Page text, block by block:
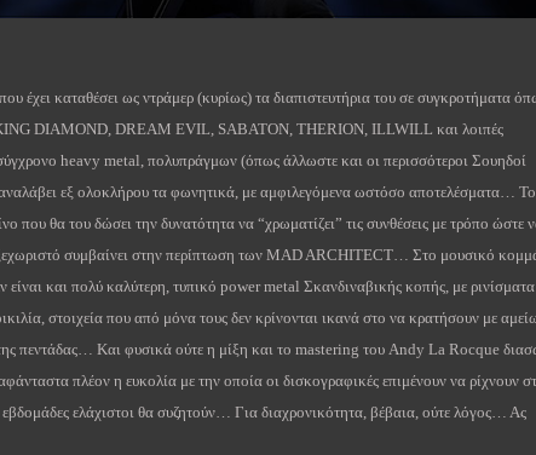
καταθέσει ως ντράμερ (κυρίως) τα διαπιστευτήρια του σε συγκροτήματα
DIAMOND, DREAM EVIL, SABATON, THERION, ILLWILL και λοιπές
heavy metal, πολυπράγμων (όπως άλλωστε και οι περισσότεροι Σουηδοί
εξ ολοκλήρου τα φωνητικά, με αμφιλεγόμενα ωστόσο αποτελέσματα…
που θα του δώσει την δυνατότητα να “χρωματίζει” τις συνθέσεις με τρόπο ώστε
συμβαίνει στην περίπτωση των MAD ARCHITECT… Στο μουσικό
και πολύ καλύτερη, τυπικό power metal Σκανδιναβικής κοπής, με ρινίσματα
στοιχεία που από μόνα τους δεν κρίνονται ικανά στο να κρατήσουν με
πεντάδας… Και φυσικά ούτε η μίξη και το mastering του Andy La Rocque
πλέον η ευκολία με την οποία οι δισκογραφικές επιμένουν να ρίχνουν
ελάχιστοι θα συζητούν… Για διαχρονικότητα, βέβαια, ούτε λόγος… Ας